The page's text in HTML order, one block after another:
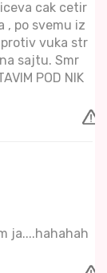
cak cetir
, po svemu iz
vuka str
sajtu. Smr
POD NIK
ja....hahahah